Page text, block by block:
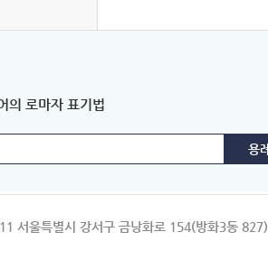
의 로마자 표기법
서울특별시 강서구 금낭화로 154(방화3동 827)